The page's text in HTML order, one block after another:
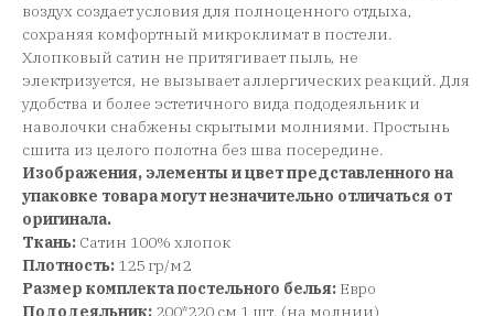
воздух создает условия для полноценного отдыха,
сохраняя комфортный микроклимат в постели.
Хлопковый сатин не притягивает пыль, не
электризуется, не вызывает аллергических реакций. Для
удобства и более эстетичного вида пододеяльник и
наволочки снабжены скрытыми молниями. Простынь
сшита из целого полотна без шва посередине.
Изображения, элементы и цвет представленного на
упаковке товара могут незначительно отличаться от
оригинала.
Ткань: Сатин 100% хлопок
Плотность: 125 гр/м2
Размер комплекта постельного белья: Евро
Пододеяльник: 200*220 см 1 шт. (на молнии)